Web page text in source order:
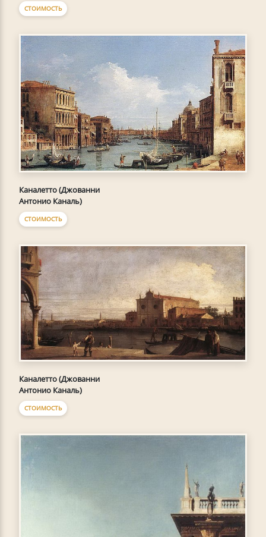
СТОИМОСТЬ
Каналетто (Джованни
Антонио Каналь)
СТОИМОСТЬ
Каналетто (Джованни
Антонио Каналь)
СТОИМОСТЬ